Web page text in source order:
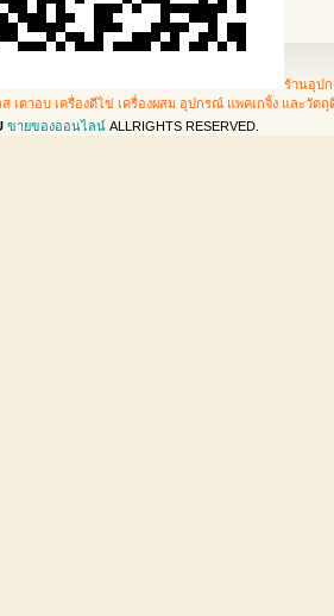
ร้านอุป
เตาอบ เครื่องตีไข่ เครื่องผสม อุปกรณ์ แพคเกจิ้ง และวัต
ขายของออนไลน์ALLRIGHTS RESERVED.